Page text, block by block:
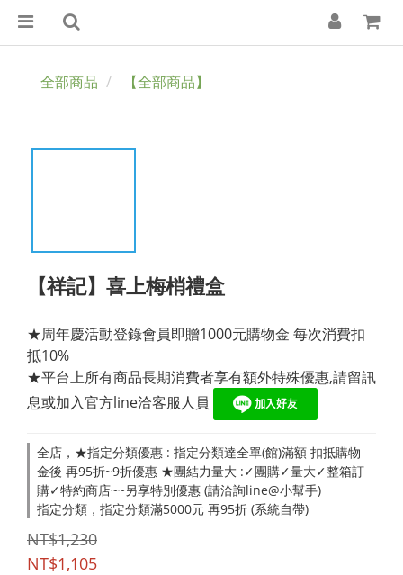
全部商品 【全部商品】
【祥記】喜上梅梢禮盒
★周年慶活動登錄會員即贈1000元購物金 每次消費扣
抵10%
★平台上所有商品長期消費者享有額外特殊優惠,請留訊
息或加入官方line洽客服人員
全店，★指定分類優惠 : 指定分類達全單(館)滿額 扣抵購物
金後 再95折~9折優惠 ★團結力量大 :✓團購✓量大✓整箱訂
購✓特約商店~~另享特別優惠 (請洽詢line@小幫手)
指定分類，指定分類滿5000元 再95折 (系統自帶)
NT$1,230
NT$1,105